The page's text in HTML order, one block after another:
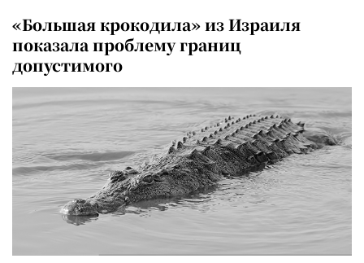
«Большая крокодила» из Израиля
показала проблему границ
допустимого